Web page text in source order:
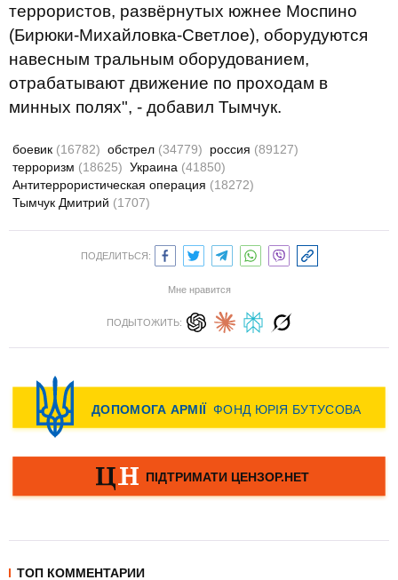
террористов, развёрнутых южнее Моспино
(Бирюки-Михайловка-Светлое), оборудуются
навесным тральным оборудованием,
отрабатывают движение по проходам в
минных полях", - добавил Тымчук.
боевик (16782) обстрел (34779) россия (89127)
терроризм (18625) Украина (41850)
Антитеррористическая операция (18272)
Тымчук Дмитрий (1707)
ПОДЕЛИТЬСЯ:
Мне нравится
ПОДЫТОЖИТЬ:
ТОП КОММЕНТАРИИ